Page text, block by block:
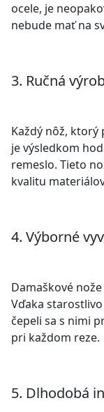
ocele, je
nebude mať na
3. Ručná
Každý nôž, ktorý
je výsledkom
remeslo. Tieto
kvalitu
4. Výborné
Damaškové
Vďaka
čepeli sa s nimi
pri každom reze.
5. Dlhodobá